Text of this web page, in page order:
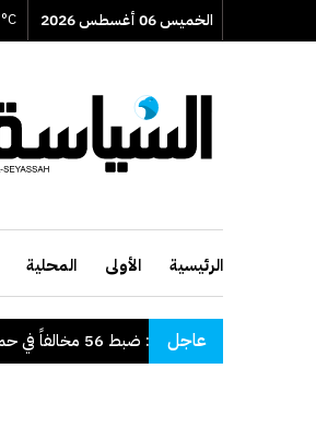
الخميس 06 أغسطس 2026
الرئيسية الأولى المحلية
عاجل
"الداخلية": ضبط 56 مخالفاً في حملة أمنية مشتركة بالتعاون مع "القوى العاملة"